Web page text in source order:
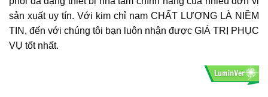
sản xuất uy tín. Với kim chỉ nam CHẤT LƯỢNG LÀ NIỀM
TIN, đến với chúng tôi bạn luôn nhận được GIÁ TRỊ PHỤC
VỤ tốt nhất.